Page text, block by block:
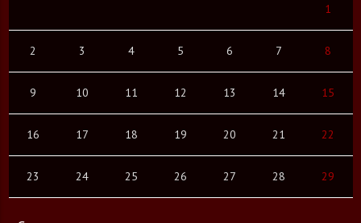
1
2 3 4 5 6 7 8
9 10 11 12 13 14 15
16 17 18 19 20 21 22
23 24 25 26 27 28 29